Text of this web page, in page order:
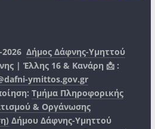
2026Δήμος Δάφνης-Υμηττού
| Έλλης 16 & Κανάρη 📩 :
ymittos.gov.gr
Τμήμα Πληροφορικής
& Οργάνωσης
Δήμου Δάφνης-Υμηττού